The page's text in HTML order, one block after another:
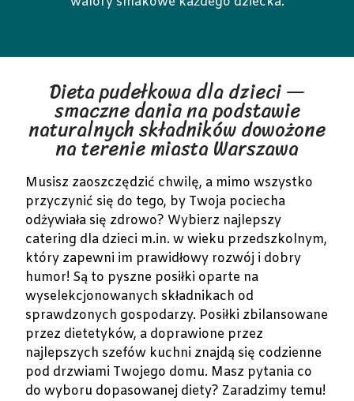
Dieta pudełkowa dla dzieci —
smaczne dania na podstawie
naturalnych składników dowożone
na terenie miasta Warszawa
Musisz zaoszczędzić chwilę, a mimo wszystko
przyczynić się do tego, by Twoja pociecha
odżywiała się zdrowo? Wybierz najlepszy
catering dla dzieci m.in. w wieku przedszkolnym,
który zapewni im prawidłowy rozwój i dobry
humor! Są to pyszne posiłki oparte na
wyselekcjonowanych składnikach od
sprawdzonych gospodarzy. Posiłki zbilansowane
przez dietetyków, a doprawione przez
najlepszych szefów kuchni znajdą się codzienne
pod drzwiami Twojego domu. Masz pytania co
do wyboru dopasowanej diety? Zaradzimy temu!